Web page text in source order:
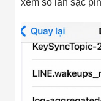
xem số lần sạc pin